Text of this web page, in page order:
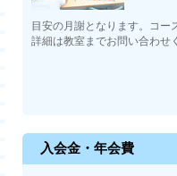
目安の月謝となります。コー
詳細は教室までお問い合わせ
入会金・年会費